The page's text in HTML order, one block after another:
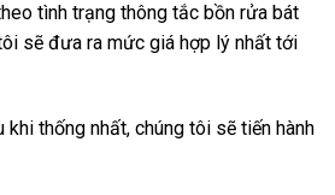
tình trạng thông tắc bồn rửa bát
sẽ đưa ra mức giá hợp lý nhất tới
khi thống nhất, chúng tôi sẽ tiến hành